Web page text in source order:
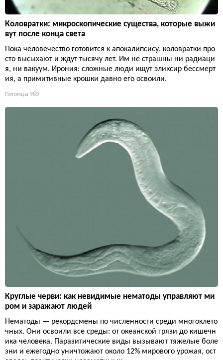
Коловратки: микроскопические существа, которые выжи
вут после конца света
Пока человечество готовится к апокалипсису, коловратки про
сто высыхают и ждут тысячу лет. Им не страшны ни радиаци
я, ни вакуум. Ирония: сложные люди ищут эликсир бессмерт
ия, а примитивные крошки давно его освоили.
Питомцы 980
Круглые черви: как невидимые нематоды управляют ми
ром и заражают людей
Нематоды — рекордсмены по численности среди многоклето
чных. Они освоили все среды: от океанской грязи до кишечн
ика человека. Паразитические виды вызывают тяжелые боле
зни и ежегодно уничтожают около 12% мирового урожая, ост